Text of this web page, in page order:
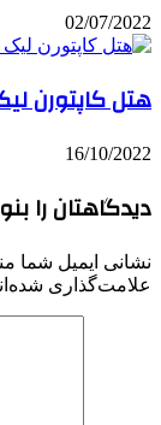
02/07/2022
هتل کاپتورن
16/10/2022
دیدگاهتان را
نشانی ایمیل شما
علامت‌گذاری